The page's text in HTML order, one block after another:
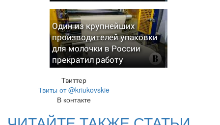
Один из крупнейших
производителей упаковки
для молочки в России
прекратил работу
Твиттер
Твиты от @kriukovskie
В контакте